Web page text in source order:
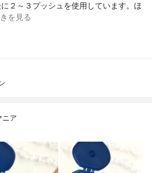
２～３プッシュを使用しています。ほ
を見る
ニア